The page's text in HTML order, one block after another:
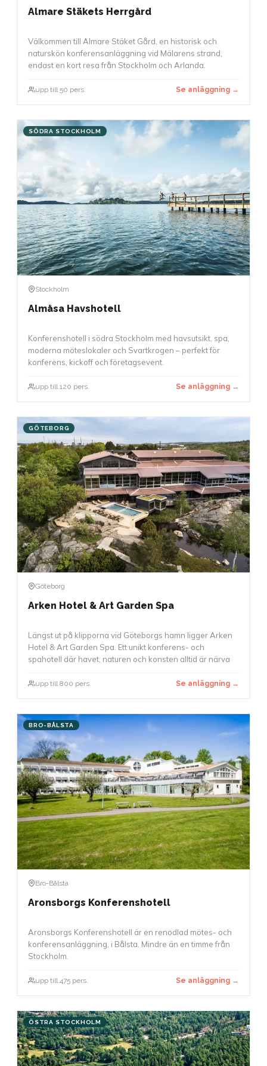
Almare Stäkets Herrgård
Välkommen till Almare Stäket Gård, en historisk och
naturskön konferensanläggning vid Mälarens strand,
endast en kort resa från Stockholm och Arlanda.
upp till 50 pers. Se anläggning →
SÖDRA STOCKHOLM
Stockholm
Almåsa Havshotell
Konferenshotell i södra Stockholm med havsutsikt, spa,
moderna möteslokaler och Svartkrogen – perfekt för
konferens, kickoff och företagsevent.
upp till 120 pers. Se anläggning →
GÖTEBORG
Göteborg
Arken Hotel & Art Garden Spa
Längst ut på klipporna vid Göteborgs hamn ligger Arken
Hotel & Art Garden Spa. Ett unikt konferens- och
spahotell där havet, naturen och konsten alltid är närva
upp till 800 pers. Se anläggning →
BRO-BÅLSTA
Bro-Bålsta
Aronsborgs Konferenshotell
Aronsborgs Konferenshotell är en renodlad mötes- och
konferensanläggning, i Bålsta. Mindre än en timme från
Stockholm.
upp till 475 pers. Se anläggning →
ÖSTRA STOCKHOLM